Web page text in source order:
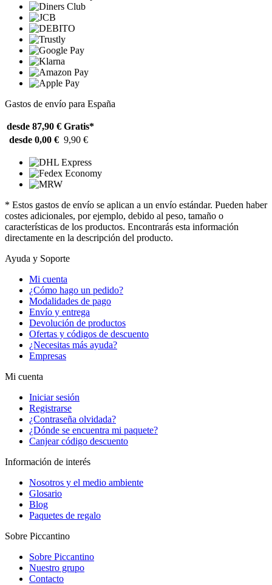
Gastos de envío para España
desde 87,90 € Gratis*
desde 0,00 € 9,90 €
* Estos gastos de envío se aplican a un envío estándar. Pueden haber
costes adicionales, por ejemplo, debido al peso, tamaño o
características de los productos. Encontrarás esta información
directamente en la descripción del producto.
Ayuda y Soporte
Mi cuenta
¿Cómo hago un pedido?
Modalidades de pago
Envío y entrega
Devolución de productos
Ofertas y códigos de descuento
¿Necesitas más ayuda?
Empresas
Mi cuenta
Iniciar sesión
Registrarse
¿Contraseña olvidada?
¿Dónde se encuentra mi paquete?
Canjear código descuento
Información de interés
Nosotros y el medio ambiente
Glosario
Blog
Paquetes de regalo
Sobre Piccantino
Sobre Piccantino
Nuestro grupo
Contacto